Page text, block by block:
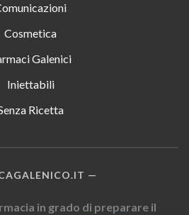
Cosmetica
Galenici
Iniettabili
Ricetta
in grado di preparare il